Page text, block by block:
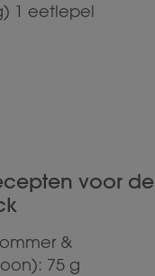
1 eetlepel
voor de
&
75 g